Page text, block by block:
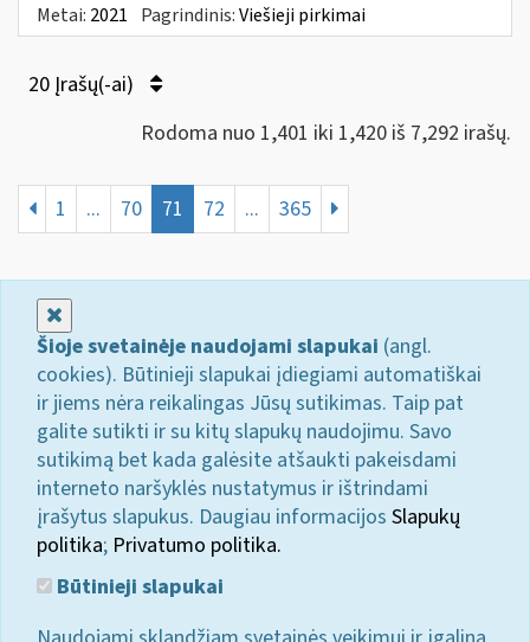
Metai: 2021 Pagrindinis:Viešieji pirkimai
20 Įrašų(-ai)
Rodoma nuo 1,401 iki 1,420 iš 7,292 irašų.
1 ... 70 71 72 ... 365
Šioje svetainėje naudojami slapukai (angl.
cookies). Būtinieji slapukai įdiegiami automatiškai
ir jiems nėra reikalingas Jūsų sutikimas. Taip pat
galite sutikti ir su kitų slapukų naudojimu. Savo
sutikimą bet kada galėsite atšaukti pakeisdami
interneto naršyklės nustatymus ir ištrindami
įrašytus slapukus. Daugiau informacijos Slapukų
politika; Privatumo politika.
Būtinieji slapukai